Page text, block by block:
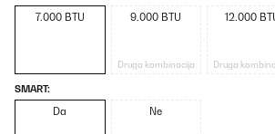
7.000 BTU 9.000 BTU
Druga kombinacija
12.000
Druga
SMART:
Da Ne